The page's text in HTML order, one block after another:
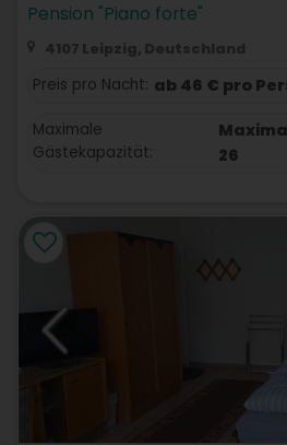
Pension "Piano forte"
4107 Leipzig, Deutschland
Preis pro Nacht: ab 46 € pro
Maximale
Gästekapazität:
26